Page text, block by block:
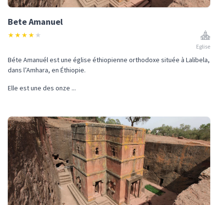
Bete Amanuel
★★★★ ★
Eglise
Béte Amanuél est une église éthiopienne orthodoxe située à Lalibela,
dans l’Amhara, en Éthiopie.
Elle est une des onze ...